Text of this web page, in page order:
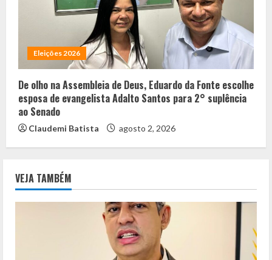
Eleições 2026
De olho na Assembleia de Deus, Eduardo da Fonte escolhe
esposa de evangelista Adalto Santos para 2° suplência
ao Senado
Claudemi Batista agosto 2, 2026
VEJA TAMBÉM